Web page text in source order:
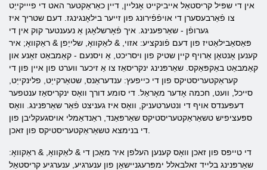
אין די שפּיל קריסטאַל אייביקייט אָנליין, דיין כאַראַקטער האט די פיייקייַט
צו פֿאַרבעסערן די אויפֿפֿירונג פון זייער בילאָנגינגז. דעם שטריך איז
גערופֿן - שאַרפּענינג. איך פֿאָרשלאָגן אַ נעענטער קוק אין די
פּאַסאַבילאַטיז פון דעם פֿונקציע: אזוי, & לאַקוואָ, שלייַפן & ראַקוואָ; איר
קענען אָנטאָן אַרויף קיין שטיק פון ויסריכט, אַ ויסנעם - קאַמבאַט זאָנע און
קאַמבאַט באַקפּאַקס. שאַרפּנינג ינקריסאַז צו אַ זיכער ווערט פון איין פון די
קעראַקטעריסטיקס פון די כייפעץ: ענדעראַנס, שטאַרקייַט, פלינקייַט,
סייכל, וועט, חכמה אָדער מאָראַל. די סומע דורך וואָס ינקריסאַז ענטפער
דעפּענדס אויף די ונטערטעניק, וואָס איז געניצט פֿאַר שאַרפּנינג. וואָס
ספּעציפיש טשאַראַקטעריסטיקס שאַרפּאַנד, ראַנדאַמלי אויסגעקליבן פון
די טייפּס פון זאכן וואָס קענען העלפן איר מאַכן די & לאַקוואָ, & ראַקוואָ:
שאַרפּנינג בלייד זאלבאלל ימפּרעגניישאַן פון ענערגיע, ענערגיע קריסטאַל